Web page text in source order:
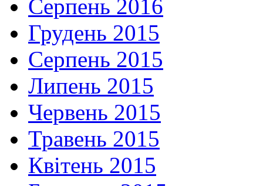
Серпень 2016
Грудень 2015
Серпень 2015
Липень 2015
Червень 2015
Травень 2015
Квітень 2015